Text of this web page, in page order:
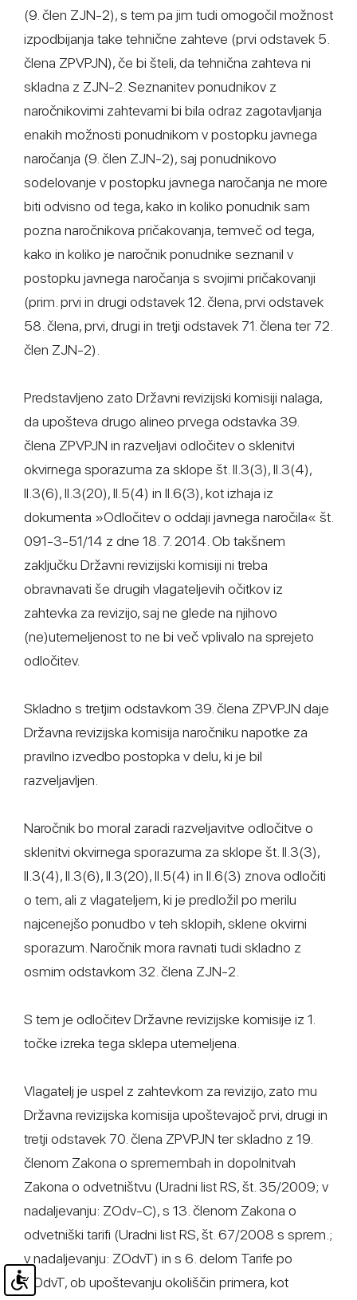
(9. člen ZJN-2), s tem pa jim tudi omogočil možnost
izpodbijanja take tehnične zahteve (prvi odstavek 5.
člena ZPVPJN), če bi šteli, da tehnična zahteva ni
skladna z ZJN-2. Seznanitev ponudnikov z
naročnikovimi zahtevami bi bila odraz zagotavljanja
enakih možnosti ponudnikom v postopku javnega
naročanja (9. člen ZJN-2), saj ponudnikovo
sodelovanje v postopku javnega naročanja ne more
biti odvisno od tega, kako in koliko ponudnik sam
pozna naročnikova pričakovanja, temveč od tega,
kako in koliko je naročnik ponudnike seznanil v
postopku javnega naročanja s svojimi pričakovanji
(prim. prvi in drugi odstavek 12. člena, prvi odstavek
58. člena, prvi, drugi in tretji odstavek 71. člena ter 72.
člen ZJN-2).
Predstavljeno zato Državni revizijski komisiji nalaga,
da upošteva drugo alineo prvega odstavka 39.
člena ZPVPJN in razveljavi odločitev o sklenitvi
okvirnega sporazuma za sklope št. II.3(3), II.3(4),
II.3(6), II.3(20), II.5(4) in II.6(3), kot izhaja iz
dokumenta »Odločitev o oddaji javnega naročila« št.
091-3-51/14 z dne 18. 7. 2014. Ob takšnem
zaključku Državni revizijski komisiji ni treba
obravnavati še drugih vlagateljevih očitkov iz
zahtevka za revizijo, saj ne glede na njihovo
(ne)utemeljenost to ne bi več vplivalo na sprejeto
odločitev.
Skladno s tretjim odstavkom 39. člena ZPVPJN daje
Državna revizijska komisija naročniku napotke za
pravilno izvedbo postopka v delu, ki je bil
razveljavljen.
Naročnik bo moral zaradi razveljavitve odločitve o
sklenitvi okvirnega sporazuma za sklope št. II.3(3),
II.3(4), II.3(6), II.3(20), II.5(4) in II.6(3) znova odločiti
o tem, ali z vlagateljem, ki je predložil po merilu
najcenejšo ponudbo v teh sklopih, sklene okvirni
sporazum. Naročnik mora ravnati tudi skladno z
osmim odstavkom 32. člena ZJN-2.
S tem je odločitev Državne revizijske komisije iz 1.
točke izreka tega sklepa utemeljena.
Vlagatelj je uspel z zahtevkom za revizijo, zato mu
Državna revizijska komisija upoštevajoč prvi, drugi in
tretji odstavek 70. člena ZPVPJN ter skladno z 19.
členom Zakona o spremembah in dopolnitvah
Zakona o odvetništvu (Uradni list RS, št. 35/2009; v
nadaljevanju: ZOdv-C), s 13. členom Zakona o
odvetniški tarifi (Uradni list RS, št. 67/2008 s sprem.;
v nadaljevanju: ZOdvT) in s 6. delom Tarife po
ZOdvT, ob upoštevanju okoliščin primera, kot